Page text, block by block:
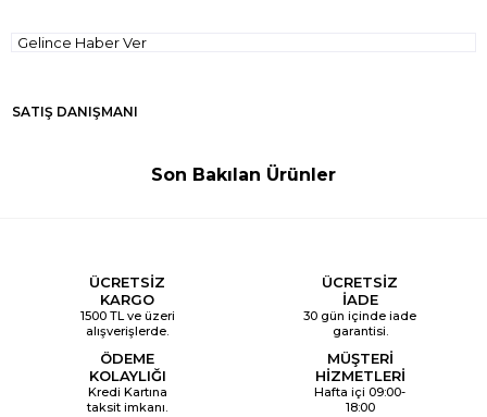
Gelince Haber Ver
SATIŞ DANIŞMANI
Son Bakılan Ürünler
ÜCRETSİZ
KARGO
1500 TL ve üzeri
alışverişlerde.
ÜCRETSİZ
İADE
30 gün içinde iade
garantisi.
ÖDEME
KOLAYLIĞI
Kredi Kartına
taksit imkanı.
MÜŞTERİ
HİZMETLERİ
Hafta içi 09:00-
18:00